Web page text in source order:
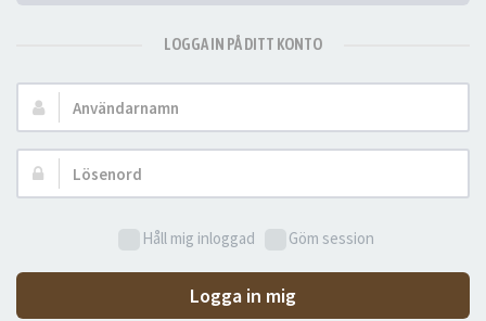
LOGGA IN PÅ DITT KONTO
Användarnamn:
Lösenord:
Håll mig inloggad Göm session
Logga in mig